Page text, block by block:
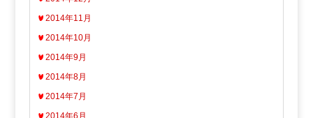
2014年11月
2014年10月
2014年9月
2014年8月
2014年7月
2014年6月